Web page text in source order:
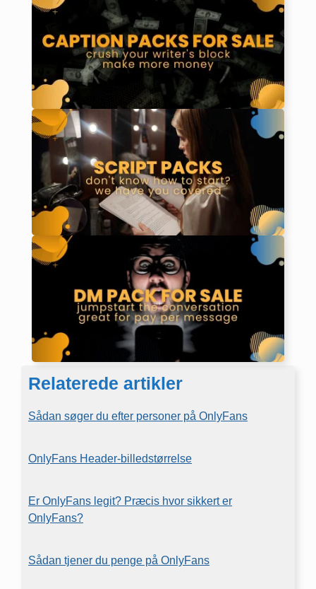
Relaterede artikler
Sådan søger du efter personer på OnlyFans
OnlyFans Header-billedstørrelse
Er OnlyFans legit? Præcis hvor sikkert er
OnlyFans?
Sådan tjener du penge på OnlyFans